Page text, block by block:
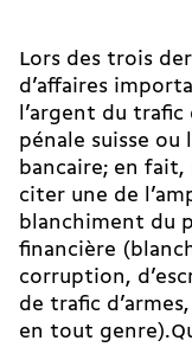
Lors des trois
d’affaires
l’argent du
pénale suisse ou
bancaire; en fait,
citer une de
blanchiment du
financière
corruption,
de trafic
en tout